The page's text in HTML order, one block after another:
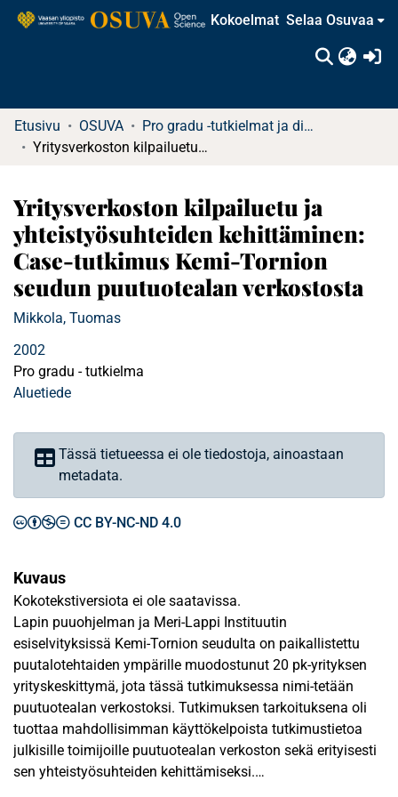
Kokoelmat Selaa Osuvaa
Etusivu OSUVA
Pro gradu -tutkielmat ja diplomityöt
Yritysverkoston kilpailuetu ja yhteistyösuhteiden kehittäminen: Case-tutkimus Kemi-Tornion seudun puutuotealan verkostosta
Yritysverkoston kilpailuetu ja
yhteistyösuhteiden kehittäminen:
Case-tutkimus Kemi-Tornion
seudun puutuotealan verkostosta
Mikkola, Tuomas
2002
Pro gradu - tutkielma
Aluetiede
Tässä tietueessa ei ole tiedostoja, ainoastaan
metadata.
CC BY-NC-ND 4.0
Kuvaus
Kokotekstiversiota ei ole saatavissa.
Lapin puuohjelman ja Meri-Lappi Instituutin
esiselvityksissä Kemi-Tornion seudulta on paikallistettu
puutalotehtaiden ympärille muodostunut 20 pk-yrityksen
yrityskeskittymä, jota tässä tutkimuksessa nimi-tetään
puutuotealan verkostoksi. Tutkimuksen tarkoituksena oli
tuottaa mahdollisimman käyttökelpoista tutkimustietoa
julkisille toimijoille puutuotealan verkoston sekä erityisesti
sen yhteistyösuhteiden kehittämiseksi.